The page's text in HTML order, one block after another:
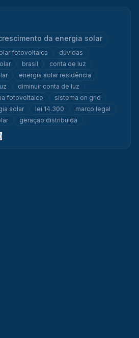
da energia solar
fotovoltaica
dúvidas
brasil
conta de luz
energia solar residência
diminuir conta de luz
fotovoltaico
sistema on grid
solar
lei 14.300
marco legal
geração distribuida
)